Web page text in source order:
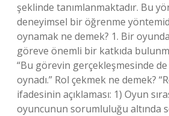
şeklinde tanımlanmaktadır. Bu
deneyimsel bir öğrenme
oynamak ne demek? 1. Bir
göreve önemli bir katkıda
“Bu görevin gerçekleşmesinde
oynadı.” Rol çekmek ne demek?
ifadesinin açıklaması: 1) Oyun
oyuncunun sorumluluğu altında